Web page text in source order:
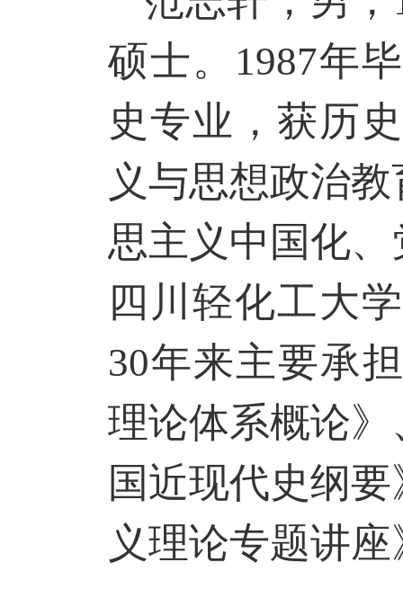
硕士。1987年
史专业，获历
义与思想政治
思主义中国化
四川轻化工大
30年来主要承
理论体系概论
国近现代史纲
义理论专题讲